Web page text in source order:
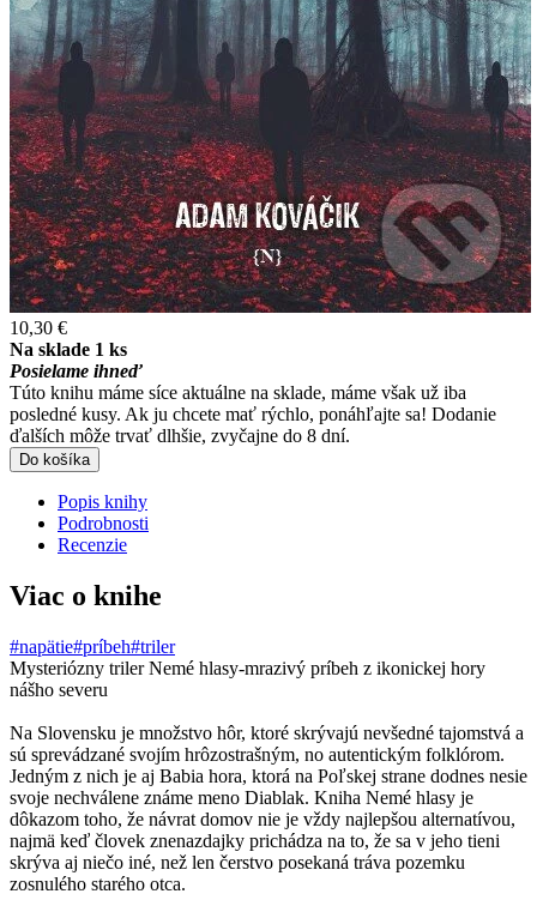
10,30 €
Na sklade 1 ks
Posielame ihneď
Túto knihu máme síce aktuálne na sklade, máme však už iba
posledné kusy. Ak ju chcete mať rýchlo, ponáhľajte sa! Dodanie
ďalších môže trvať dlhšie, zvyčajne do 8 dní.
Do košíka
Popis knihy
Podrobnosti
Recenzie
Viac o knihe
#napätie#príbeh#triler
Mysteriózny triler Nemé hlasy-mrazivý príbeh z ikonickej hory
nášho severu
Na Slovensku je množstvo hôr, ktoré skrývajú nevšedné tajomstvá a
sú sprevádzané svojím hrôzostrašným, no autentickým folklórom.
Jedným z nich je aj Babia hora, ktorá na Poľskej strane dodnes nesie
svoje nechválene známe meno Diablak. Kniha Nemé hlasy je
dôkazom toho, že návrat domov nie je vždy najlepšou alternatívou,
najmä keď človek znenazdajky prichádza na to, že sa v jeho tieni
skrýva aj niečo iné, než len čerstvo posekaná tráva pozemku
zosnulého starého otca.